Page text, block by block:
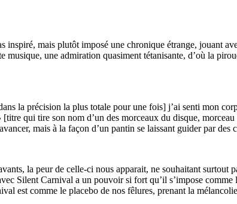
inspiré, mais plutôt imposé une chronique étrange, jouant
une admiration quasiment tétanisante, d’où la
la précision la plus totale pour une fois] j’ai senti mon
[titre qui tire son nom d’un des morceaux du disque,
mais à la façon d’un pantin se laissant guider par
la peur de celle-ci nous apparait, ne souhaitant
Silent Carnival a un pouvoir si fort qu’il s’impose
est comme le placebo de nos fêlures, prenant la